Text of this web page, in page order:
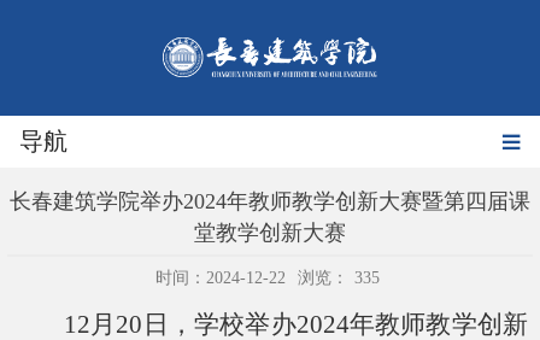
导航
长春建筑学院举办2024年教师教学创新大赛暨第四届课
堂教学创新大赛
时间：2024-12-22 浏览： 335
12月20日，学校举办2024年教师教学创新